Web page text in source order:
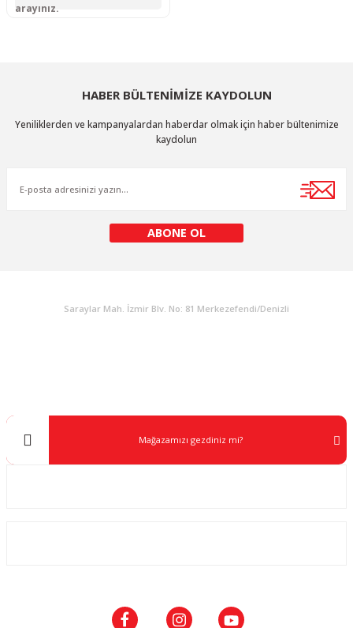
arayınız.
HABER BÜLTENİMİZE KAYDOLUN
Yeniliklerden ve kampanyalardan haberdar olmak için haber bültenimize
kaydolun
ABONE OL
Saraylar Mah. İzmir Blv. No: 81 Merkezefendi/Denizli
Mağazamızı gezdiniz mi?